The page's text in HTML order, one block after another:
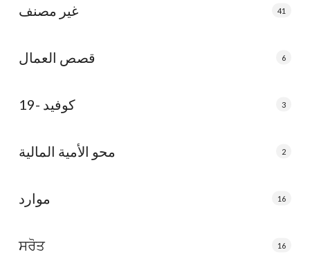
غير مصنف 41
قصص العمال 6
كوفيد -19 3
محو الأمية المالية 2
موارد 16
ਸਰੋਤ 16